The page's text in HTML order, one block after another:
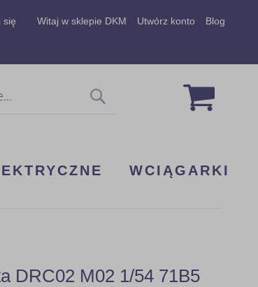
się Witaj w sklepie DKM Utwórz konto Blog
Mój
WCIĄGARKI
DRC02 M02 1/54 71B5